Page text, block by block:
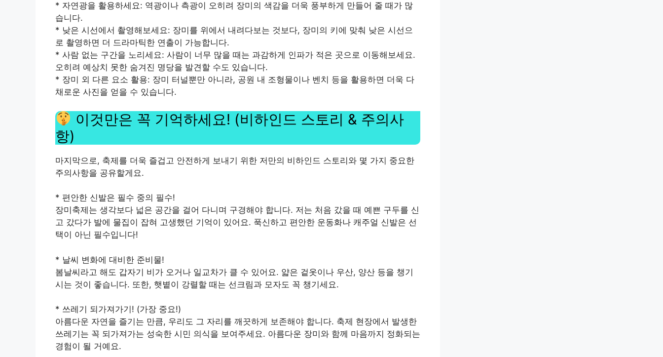
* 자연광을 활용하세요: 역광이나 측광이 오히려 장미의 색감을 더욱 풍부하게 만들어 줄 때가 많
습니다.
* 낮은 시선에서 촬영해보세요: 장미를 위에서 내려다보는 것보다, 장미의 키에 맞춰 낮은 시선으
로 촬영하면 더 드라마틱한 연출이 가능합니다.
* 사람 없는 구간을 노리세요: 사람이 너무 많을 때는 과감하게 인파가 적은 곳으로 이동해보세요.
오히려 예상치 못한 숨겨진 명당을 발견할 수도 있습니다.
* 장미 외 다른 요소 활용: 장미 터널뿐만 아니라, 공원 내 조형물이나 벤치 등을 활용하면 더욱 다
채로운 사진을 얻을 수 있습니다.
이것만은 꼭 기억하세요! (비하인드 스토리 & 주의사
항)
마지막으로, 축제를 더욱 즐겁고 안전하게 보내기 위한 저만의 비하인드 스토리와 몇 가지 중요한
주의사항을 공유할게요.
* 편안한 신발은 필수 중의 필수!
장미축제는 생각보다 넓은 공간을 걸어 다니며 구경해야 합니다. 저는 처음 갔을 때 예쁜 구두를 신
고 갔다가 발에 물집이 잡혀 고생했던 기억이 있어요. 푹신하고 편안한 운동화나 캐주얼 신발은 선
택이 아닌 필수입니다!
* 날씨 변화에 대비한 준비물!
봄날씨라고 해도 갑자기 비가 오거나 일교차가 클 수 있어요. 얇은 겉옷이나 우산, 양산 등을 챙기
시는 것이 좋습니다. 또한, 햇볕이 강렬할 때는 선크림과 모자도 꼭 챙기세요.
* 쓰레기 되가져가기! (가장 중요!)
아름다운 자연을 즐기는 만큼, 우리도 그 자리를 깨끗하게 보존해야 합니다. 축제 현장에서 발생한
쓰레기는 꼭 되가져가는 성숙한 시민 의식을 보여주세요. 아름다운 장미와 함께 마음까지 정화되는
경험이 될 거예요.